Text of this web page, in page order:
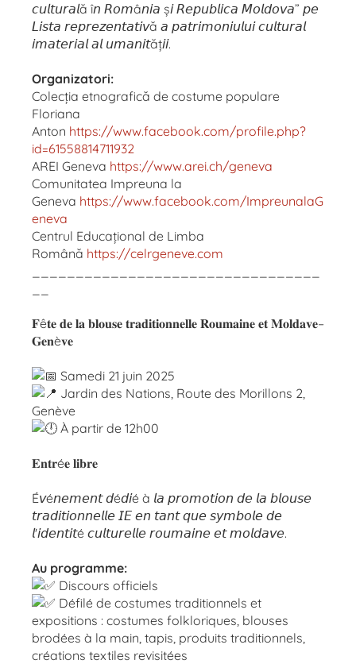
𝘤𝘶𝘭𝘵𝘶𝘳𝘢𝘭ă î𝘯 𝘙𝘰𝘮â𝘯𝘪𝘢 ș𝘪 𝘙𝘦𝘱𝘶𝘣𝘭𝘪𝘤𝘢 𝘔𝘰𝘭𝘥𝘰𝘷𝘢” 𝘱𝘦
𝘓𝘪𝘴𝘵𝘢 𝘳𝘦𝘱𝘳𝘦𝘻𝘦𝘯𝘵𝘢𝘵𝘪𝘷ă 𝘢 𝘱𝘢𝘵𝘳𝘪𝘮𝘰𝘯𝘪𝘶𝘭𝘶𝘪 𝘤𝘶𝘭𝘵𝘶𝘳𝘢𝘭
𝘪𝘮𝘢𝘵𝘦𝘳𝘪𝘢𝘭 𝘢𝘭 𝘶𝘮𝘢𝘯𝘪𝘵ăț𝘪𝘪.
Organizatori:
Colecția etnografică de costume populare
Floriana
Anton https://www.facebook.com/profile.php?
id=61558814711932
AREI Geneva https://www.arei.ch/geneva
Comunitatea Impreuna la
Geneva https://www.facebook.com/ImpreunalaG
eneva
Centrul Educațional de Limba
Română https://celrgeneve.com
𝐅ê𝐭𝐞 𝐝𝐞 𝐥𝐚 𝐛𝐥𝐨𝐮𝐬𝐞 𝐭𝐫𝐚𝐝𝐢𝐭𝐢𝐨𝐧𝐧𝐞𝐥𝐥𝐞 𝐑𝐨𝐮𝐦𝐚𝐢𝐧𝐞 𝐞𝐭 𝐌𝐨𝐥𝐝𝐚𝐯𝐞–
𝐆𝐞𝐧è𝐯𝐞
Samedi 21 juin 2025
Jardin des Nations, Route des Morillons 2,
Genève
À partir de 12h00
𝐄𝐧𝐭𝐫é𝐞 𝐥𝐢𝐛𝐫𝐞
É𝘷é𝘯𝘦𝘮𝘦𝘯𝘵 𝘥é𝘥𝘪é à 𝘭𝘢 𝘱𝘳𝘰𝘮𝘰𝘵𝘪𝘰𝘯 𝘥𝘦 𝘭𝘢 𝘣𝘭𝘰𝘶𝘴𝘦
𝘵𝘳𝘢𝘥𝘪𝘵𝘪𝘰𝘯𝘯𝘦𝘭𝘭𝘦 𝘐𝘌 𝘦𝘯 𝘵𝘢𝘯𝘵 𝘲𝘶𝘦 𝘴𝘺𝘮𝘣𝘰𝘭𝘦 𝘥𝘦
𝘭'𝘪𝘥𝘦𝘯𝘵𝘪𝘵é 𝘤𝘶𝘭𝘵𝘶𝘳𝘦𝘭𝘭𝘦 𝘳𝘰𝘶𝘮𝘢𝘪𝘯𝘦 𝘦𝘵 𝘮𝘰𝘭𝘥𝘢𝘷𝘦.
Au programme:
Discours officiels
Défilé de costumes traditionnels et
expositions : costumes folkloriques, blouses
brodées à la main, tapis, produits traditionnels,
créations textiles revisitées